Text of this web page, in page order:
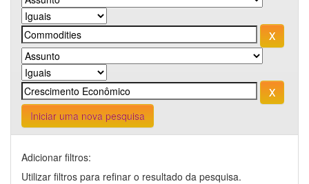
Iniciar uma nova pesquisa
Adicionar filtros:
Utilizar filtros para refinar o resultado da pesquisa.